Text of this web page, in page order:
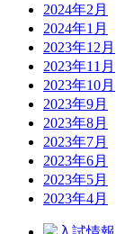
2024年2月
2024年1月
2023年12月
2023年11月
2023年10月
2023年9月
2023年8月
2023年7月
2023年6月
2023年5月
2023年4月